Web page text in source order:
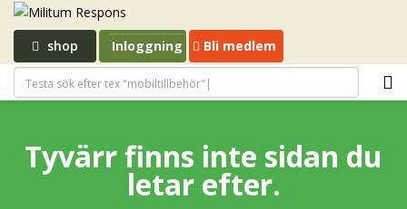
shop Inloggning Bli medlem
Tyvärr finns inte sidan du
letar efter.